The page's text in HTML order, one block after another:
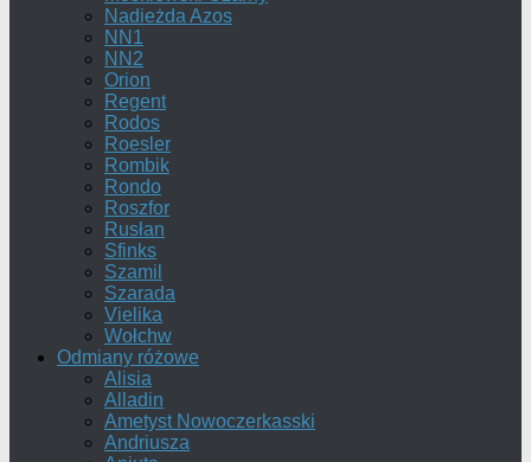
Nadieżda Azos
NN1
NN2
Orion
Regent
Rodos
Roesler
Rombik
Rondo
Roszfor
Rusłan
Sfinks
Szamil
Szarada
Vielika
Wołchw
Odmiany różowe
Alisia
Alladin
Ametyst Nowoczerkasski
Andriusza